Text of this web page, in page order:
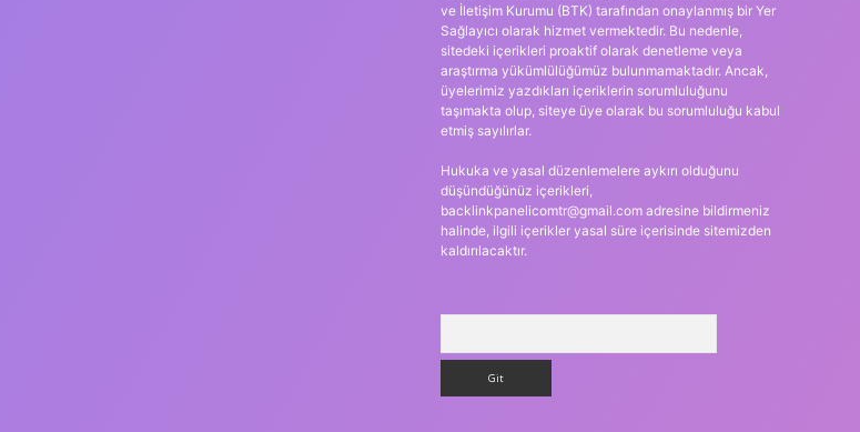
ve İletişim Kurumu (BTK) tarafından onaylanmış bir Yer
Sağlayıcı olarak hizmet vermektedir. Bu nedenle,
sitedeki içerikleri proaktif olarak denetleme veya
araştırma yükümlülüğümüz bulunmamaktadır. Ancak,
üyelerimiz yazdıkları içeriklerin sorumluluğunu
taşımakta olup, siteye üye olarak bu sorumluluğu kabul
etmiş sayılırlar.
Hukuka ve yasal düzenlemelere aykırı olduğunu
düşündüğünüz içerikleri,
backlinkpanelicomtr@gmail.comadresine bildirmeniz
halinde, ilgili içerikler yasal süre içerisinde sitemizden
kaldırılacaktır.